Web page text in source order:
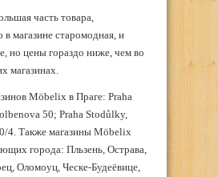
часть товара,
в магазине старомодная, и
но цены гораздо ниже, чем во
магазинах.
Möbelix в Праге: Praha
50; Praha Stodůlky,
4. Также магазины Möbelix
города: Пльзень, Острава,
Оломоуц, Ческе-Будеёвице,